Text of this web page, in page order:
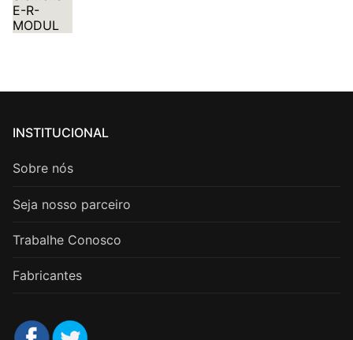
INSTITUCIONAL
Sobre nós
Seja nosso parceiro
Trabalhe Conosco
Fabricantes